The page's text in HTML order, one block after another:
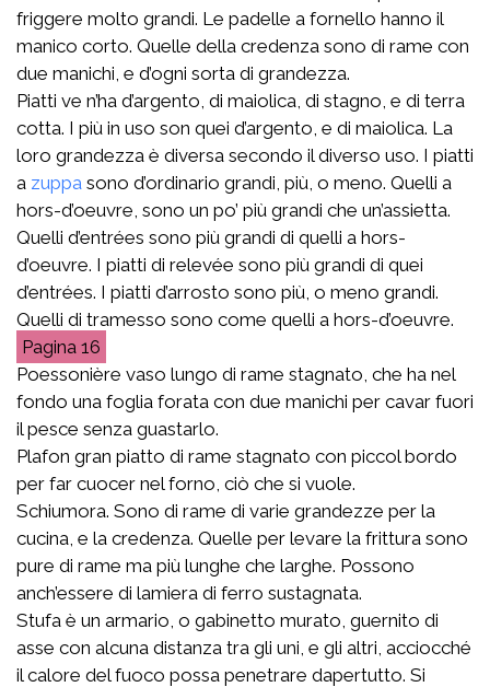
friggere molto grandi. Le padelle a fornello hanno il
manico corto. Quelle della credenza sono di rame con
due manichi, e d’ogni sorta di grandezza.
Piatti ve n’ha d’argento, di maiolica, di stagno, e di terra
cotta. I più in uso son quei d’argento, e di maiolica. La
loro grandezza è diversa secondo il diverso uso. I piatti
a zuppa sono d’ordinario grandi, più, o meno. Quelli a
hors-d’oeuvre, sono un po’ più grandi che un’assietta.
Quelli d’entrées sono più grandi di quelli a hors-
d’oeuvre. I piatti di relevée sono più grandi di quei
d’entrées. I piatti d’arrosto sono più, o meno grandi.
Quelli di tramesso sono come quelli a hors-d’oeuvre.
16
Poessonière vaso lungo di rame stagnato, che ha nel
fondo una foglia forata con due manichi per cavar fuori
il pesce senza guastarlo.
Plafon gran piatto di rame stagnato con piccol bordo
per far cuocer nel forno, ciò che si vuole.
Schiumora. Sono di rame di varie grandezze per la
cucina, e la credenza. Quelle per levare la frittura sono
pure di rame ma più lunghe che larghe. Possono
anch’essere di lamiera di ferro sustagnata.
Stufa è un armario, o gabinetto murato, guernito di
asse con alcuna distanza tra gli uni, e gli altri, acciocché
il calore del fuoco possa penetrare dapertutto. Si